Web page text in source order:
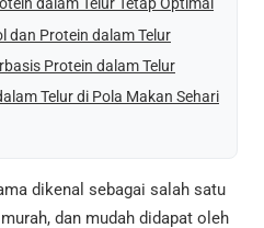
dalam Telur Tetap Optimal
dan Protein dalam Telur
Protein dalam Telur
Telur di Pola Makan Sehari
dikenal sebagai salah satu
dan mudah didapat oleh